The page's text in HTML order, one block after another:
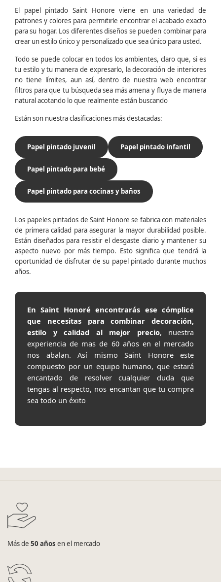
El papel pintado Saint Honore viene en una variedad de
patrones y colores para permitirle encontrar el acabado exacto
para su hogar. Los diferentes diseños se pueden combinar para
crear un estilo único y personalizado que sea único para usted.
Todo se puede colocar en todos los ambientes, claro que, si es
tu estilo y tu manera de expresarlo, la decoración de interiores
no tiene límites, aun así, dentro de nuestra web encontrar
filtros para que tu búsqueda sea más amena y fluya de manera
natural acotando lo que realmente están buscando
Están son nuestra clasificaciones más destacadas:
Papel pintado juvenil Papel pintado infantil
Papel pintado para bebé
Papel pintado para cocinas y baños
Los papeles pintados de Saint Honore se fabrica con materiales
de primera calidad para asegurar la mayor durabilidad posible.
Están diseñados para resistir el desgaste diario y mantener su
aspecto nuevo por más tiempo. Esto significa que tendrá la
oportunidad de disfrutar de su papel pintado durante muchos
años.
En Saint Honoré encontrarás ese cómplice
que necesitas para combinar decoración,
estilo y calidad al mejor precio, nuestra
experiencia de mas de 60 años en el mercado
nos abalan. Así mismo Saint Honore este
compuesto por un equipo humano, que estará
encantado de resolver cualquier duda que
tengas al respecto, nos encantan que tu compra
sea todo un éxito
Más de 50 años en el mercado